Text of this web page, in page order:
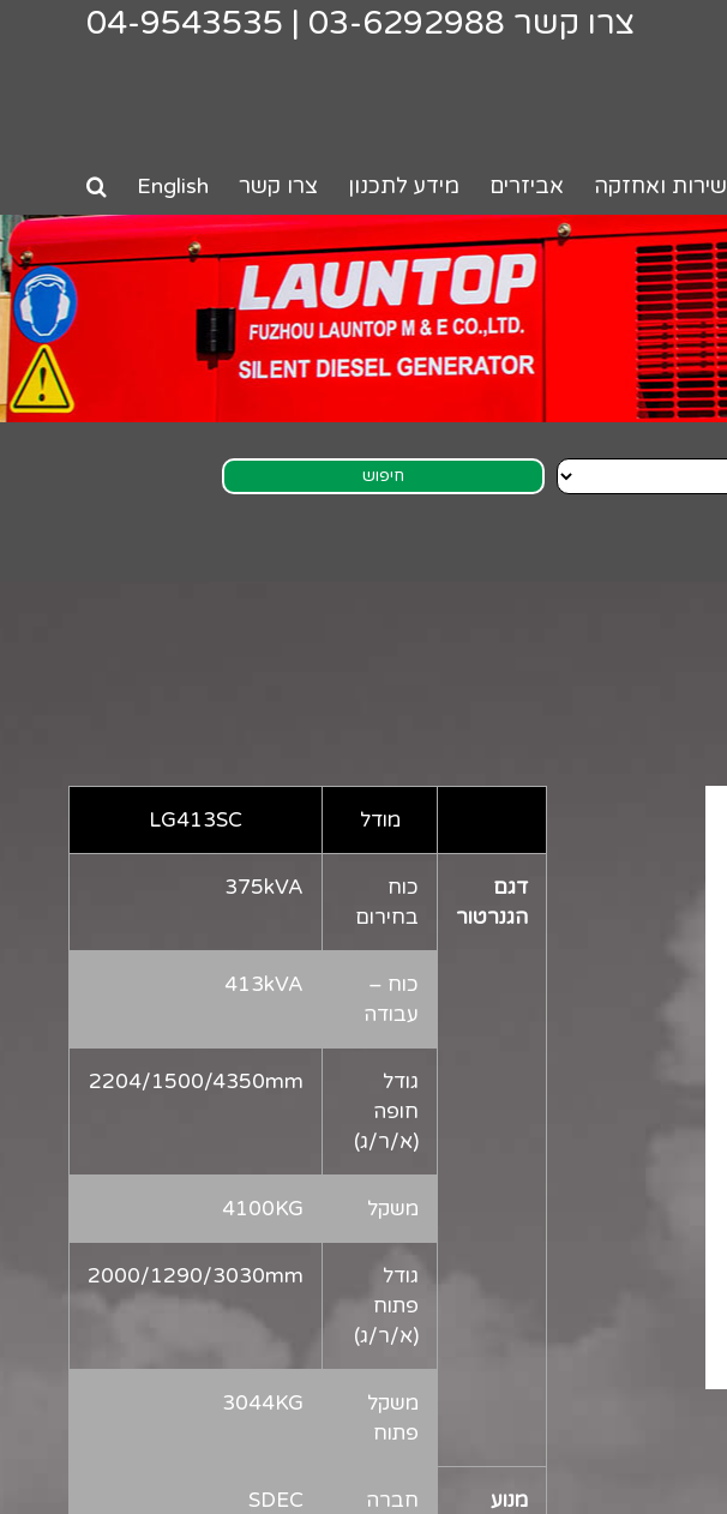
צרו קשר 04-9543535 | 03-6292988
שירות ואחזקה אביזרים מידע לתכנון צרו קשר English
מודל LG413SC
דגם
הגנרטור
כוח
בחירום
375kVA
כוח –
עבודה
413kVA
גודל
חופה
(א/ר/ג)
2204/1500/4350mm
משקל 4100KG
גודל
פתוח
(א/ר/ג)
2000/1290/3030mm
משקל
פתוח
3044KG
מנוע חברה SDEC